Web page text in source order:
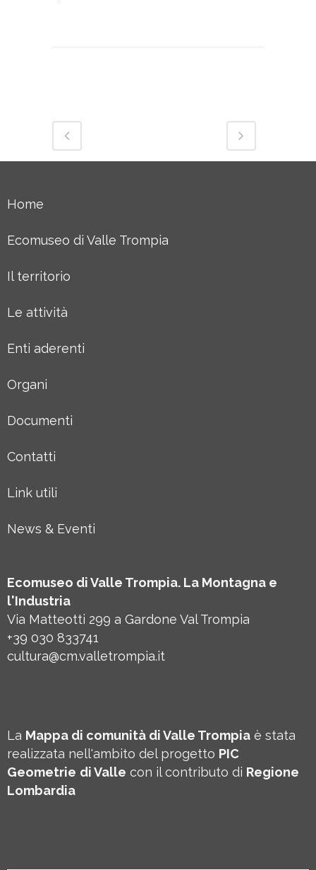
Home
Ecomuseo di Valle Trompia
Il territorio
Le attività
Enti aderenti
Organi
Documenti
Contatti
Link utili
News & Eventi
Ecomuseo di Valle Trompia. La Montagna e
l'Industria
Via Matteotti 299 a Gardone Val Trompia
+39 030 833741
cultura@cm.valletrompia.it
La Mappa di comunità di Valle Trompia è stata
realizzata nell'ambito del progetto PIC
Geometrie di Valle con il contributo di Regione
Lombardia